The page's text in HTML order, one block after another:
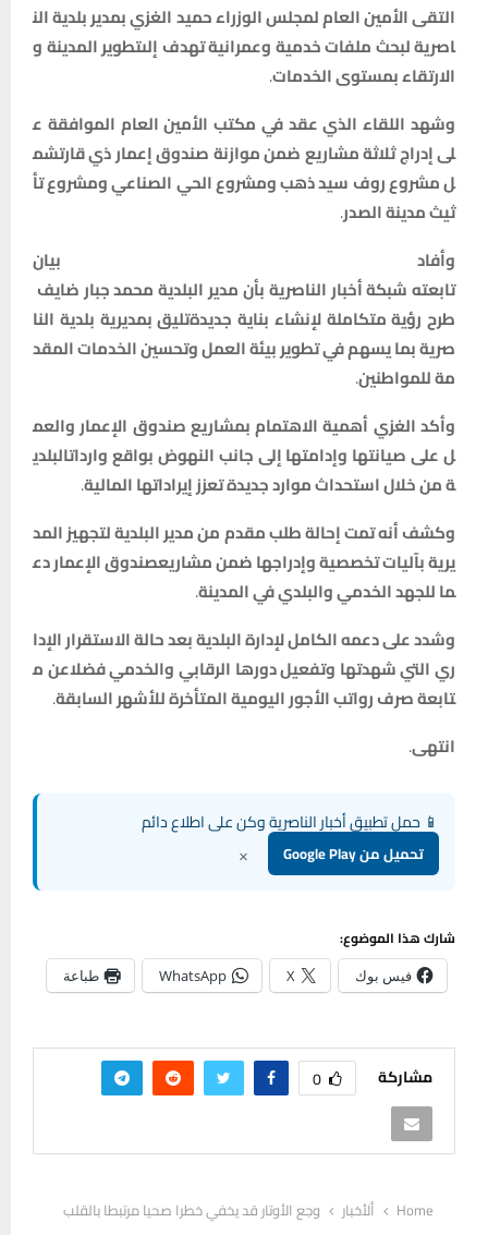
التقىالأمينالعاملمجلسالوزراءحميدالغزيبمديربلديةالن
اصريةلبحثملفاتخدميةوعمرانيةتهدفإلىتطويرالمدينةو
الارتقاءبمستوىالخدمات.
وشهداللقاءالذيعقدفيمكتبالأمينالعامالموافقةع
إدراجثلاثةمشاريعضمنموازنةصندوقإعمارذيقارتشم
مشروعروفسيدذهبومشروعالحيالصناعيومشروعتأ
ثيثمدينةالصدر.
وأفاد
بيان
تابعتهشبكةأخبارالناصريةبأنمديرالبلديةمحمدجبارضايف
طرحرؤيةمتكاملةلإنشاءبنايةجديدةتليقبمديريةبلديةالنا
صريةبما يسهمفيتطويربيئةالعملوتحسينالخدماتالمقد
للمواطنين.
وأكدالغزيأهميةالاهتمامبمشاريعصندوقالإعماروالعم
علىصيانتهاوإدامتهاإلىجانبالنهوضبواقعوارداتالبلدي
منخلالاستحداثمواردجديدةتعززإيراداتهاالمالية.
وكشفأنه تمتإحالةطلبمقدممنمديرالبلديةلتجهيزالمد
يريةبآلياتتخصصيةوإدراجهاضمنمشاريعصندوقالإعماردع
للجهدالخدميوالبلديفيالمدينة.
وشددعلىدعمهالكامللإدارةالبلديةبعدحالةالاستقرارالإدا
التيشهدتهاوتفعيلدورهاالرقابيوالخدميفضلاعنم
تابعةصرفرواتبالأجوراليوميةالمتأخرةللأشهرالسابقة.
انتهى.
📱 حمل تطبيق أخبار الناصرية وكن على اطلاع دائم
تحميل من Google Play
شارك هذا الموضوع:
فيس بوك X
WhatsApp طباعة
مشاركة 0
Home ألأخبار وجع الأوتار قد يخفي خطرا صحيا مرتبطا بالقلب